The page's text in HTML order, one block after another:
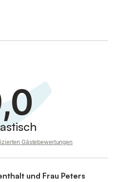
Gästebewertungen
und Frau Peters